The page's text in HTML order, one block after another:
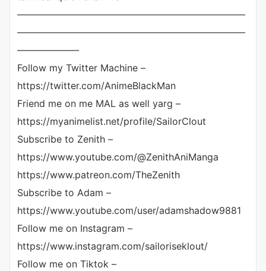
————————————————————————
————————————————————————
——————–
Follow my Twitter Machine –
https://twitter.com/AnimeBlackMan
Friend me on me MAL as well yarg –
https://myanimelist.net/profile/SailorClout
Subscribe to Zenith –
https://www.youtube.com/@ZenithAniManga
https://www.patreon.com/TheZenith
Subscribe to Adam –
https://www.youtube.com/user/adamshadow9881
Follow me on Instagram –
https://www.instagram.com/sailoriseklout/
Follow me on Tiktok –